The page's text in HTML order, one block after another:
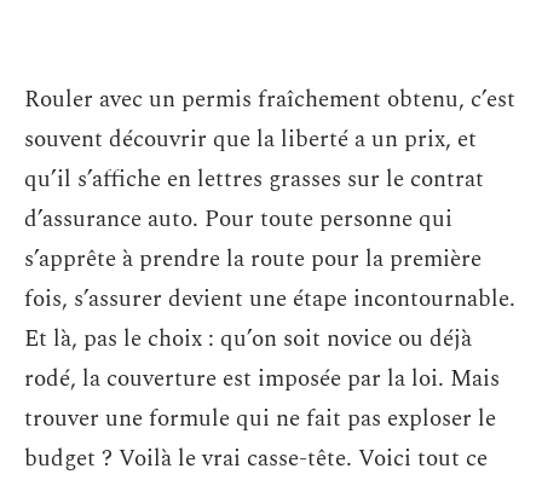
Rouler avec un permis fraîchement obtenu, c’est
souvent découvrir que la liberté a un prix, et
qu’il s’affiche en lettres grasses sur le contrat
d’assurance auto. Pour toute personne qui
s’apprête à prendre la route pour la première
fois, s’assurer devient une étape incontournable.
Et là, pas le choix : qu’on soit novice ou déjà
rodé, la couverture est imposée par la loi. Mais
trouver une formule qui ne fait pas exploser le
budget ? Voilà le vrai casse-tête. Voici tout ce